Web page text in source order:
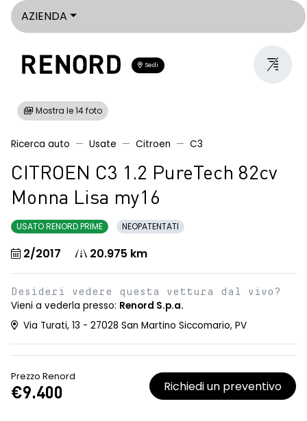
AZIENDA
Sedi
Mostra le 14 foto
Ricerca auto Usate Citroen C3
CITROEN C3 1.2 PureTech 82cv
Monna Lisa my16
USATO RENORD PRIME NEOPATENTATI
2/2017 20.975 km
Desideri vedere questa vettura dal vivo?
Vieni a vederla presso: Renord S.p.a.
Via Turati, 13 - 27028 San Martino Siccomario, PV
Prezzo Renord
€9.400 Richiedi un preventivo